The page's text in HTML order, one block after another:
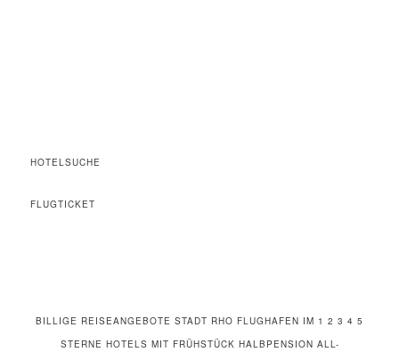
HOTELSUCHE
FLUGTICKET
BILLIGE REISEANGEBOTE STADT RHO FLUGHAFEN IM 1 2 3 4 5
STERNE HOTELS MIT FRÜHSTÜCK HALBPENSION ALL-